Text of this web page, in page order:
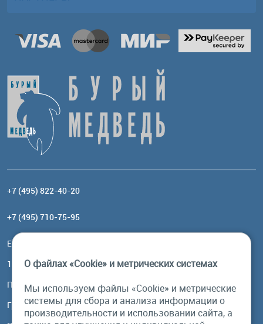
+7 (495) 822-40-20
+7 (495) 710-75-95
Email:
117485, Москва, ул. Профсоюзная, 84/32, корп 1
Посмотреть на карте
График работы
О файлах «Cookie» и метрических системах
Мы используем файлы «Cookie» и метрические
системы для сбора и анализа информации о
производительности и использовании сайта, а